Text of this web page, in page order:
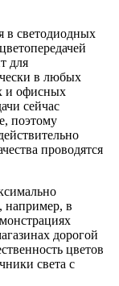
в светодиодных
для
в любых
и офисных
сейчас
поэтому
проводятся
например, в
дорогой
цветов
света с